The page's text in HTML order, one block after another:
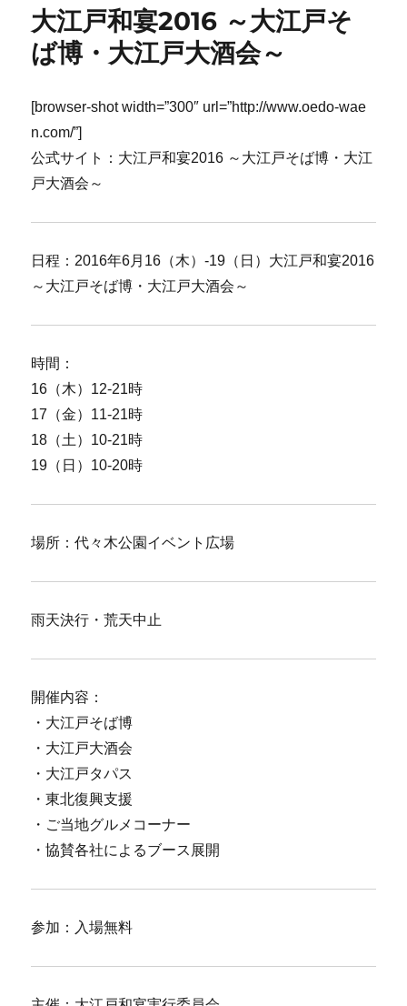
大江戸和宴2016 ～大江戸そ
ば博・大江戸大酒会～
[browser-shot width=”300″ url=”http://www.oedo-wae
n.com/”]
公式サイト：大江戸和宴2016 ～大江戸そば博・大江
戸大酒会～
日程：2016年6月16（木）-19（日）大江戸和宴2016
～大江戸そば博・大江戸大酒会～
時間：
16（木）12-21時
17（金）11-21時
18（土）10-21時
19（日）10-20時
場所：代々木公園イベント広場
雨天決行・荒天中止
開催内容：
・大江戸そば博
・大江戸大酒会
・大江戸タパス
・東北復興支援
・ご当地グルメコーナー
・協賛各社によるブース展開
参加：入場無料